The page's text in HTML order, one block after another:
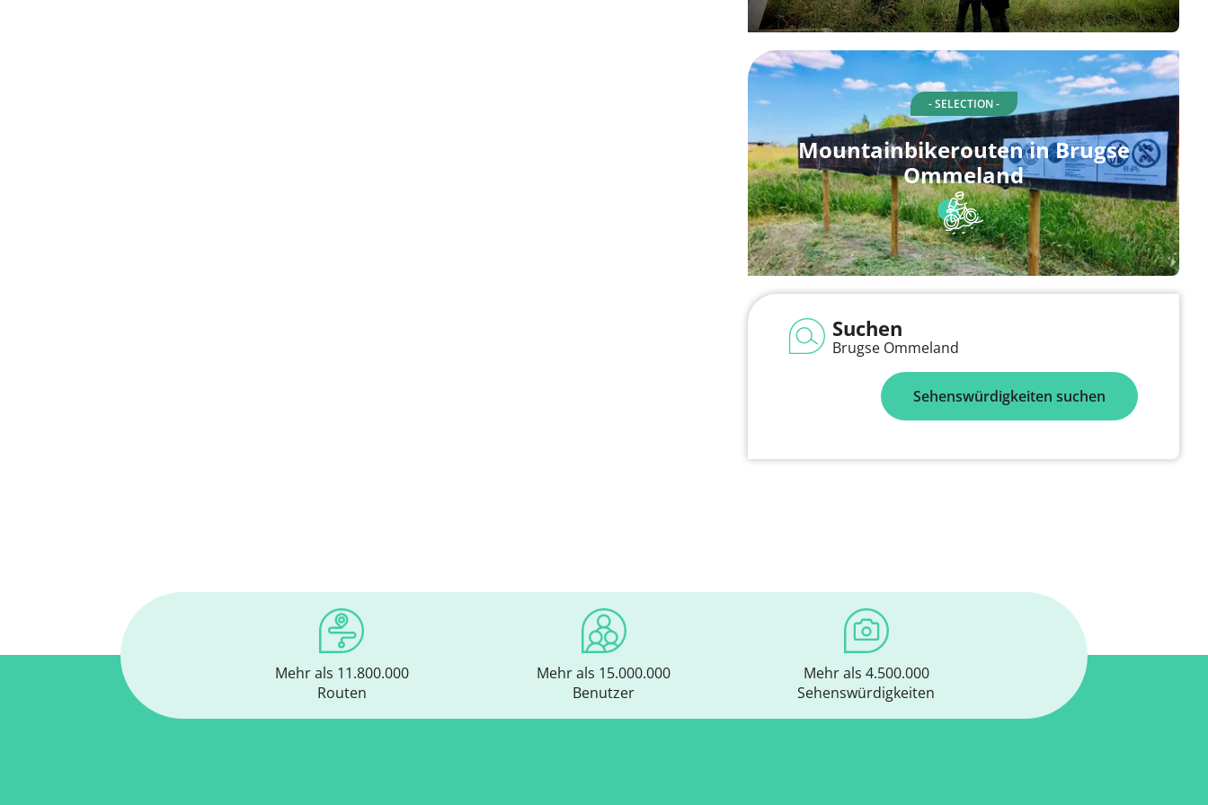
- SELECTION -
Mountainbikerouten in Brugse
Ommeland
Suchen
Brugse Ommeland
Sehenswürdigkeiten suchen
Mehr als 11.800.000
Routen
Mehr als 15.000.000
Benutzer
Mehr als 4.500.000
Sehenswürdigkeiten